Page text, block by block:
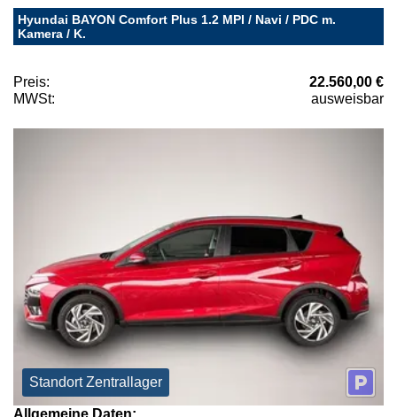
Hyundai BAYON Comfort Plus 1.2 MPI / Navi / PDC m.
Kamera / K.
Preis:
22.560,00 €
MWSt:
ausweisbar
Standort Zentrallager